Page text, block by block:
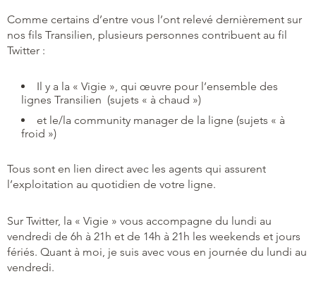
Comme certains d’entre vous l’ont relevé dernièrement sur
nos fils Transilien, plusieurs personnes contribuent au fil
Twitter :
Il y a la « Vigie », qui œuvre pour l’ensemble des
lignes Transilien (sujets « à chaud »)
et le/la community manager de la ligne (sujets « à
froid »)
Tous sont en lien direct avec les agents qui assurent
l’exploitation au quotidien de votre ligne.
Sur Twitter, la « Vigie » vous accompagne du lundi au
vendredi de 6h à 21h et de 14h à 21h les weekends et jours
fériés. Quant à moi, je suis avec vous en journée du lundi au
vendredi.